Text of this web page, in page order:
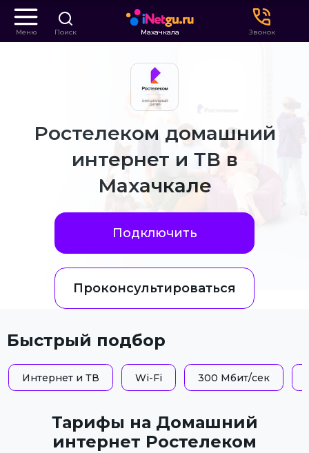
Меню Поиск Махачкала Звонок
Ростелеком домашний
интернет и ТВ в
Махачкале
Подключить
Проконсультироваться
Быстрый подбор
Интернет и ТВ Wi-Fi 300 Мбит/сек
Тарифы на Домашний
интернет Ростелеком